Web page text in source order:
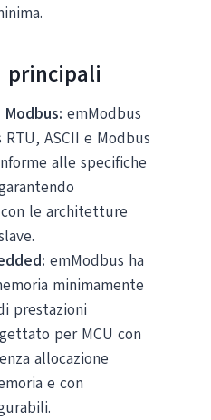
principali
emModbus
ASCII e Modbus
alle specifiche
le architetture
emModbus ha
minimamente
prestazioni
per MCU con
allocazione
e con